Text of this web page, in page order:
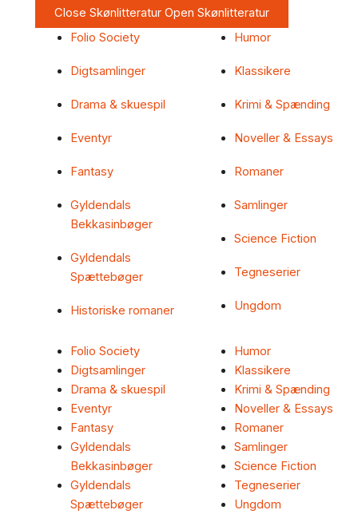
Close Skønlitteratur Open Skønlitteratur
Folio Society
Digtsamlinger
Drama & skuespil
Eventyr
Fantasy
Gyldendals
Bekkasinbøger
Gyldendals
Spættebøger
Historiske romaner
Humor
Klassikere
Krimi & Spænding
Noveller & Essays
Romaner
Samlinger
Science Fiction
Tegneserier
Ungdom
Folio Society
Digtsamlinger
Drama & skuespil
Eventyr
Fantasy
Gyldendals
Bekkasinbøger
Gyldendals
Spættebøger
Humor
Klassikere
Krimi & Spænding
Noveller & Essays
Romaner
Samlinger
Science Fiction
Tegneserier
Ungdom